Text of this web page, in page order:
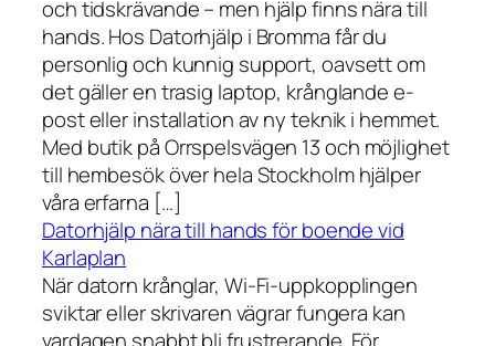
och tidskrävande – men hjälp finns nära till
hands. Hos Datorhjälp i Bromma får du
personlig och kunnig support, oavsett om
det gäller en trasig laptop, krånglande e-
post eller installation av ny teknik i hemmet.
Med butik på Orrspelsvägen 13 och möjlighet
till hembesök över hela Stockholm hjälper
våra erfarna […]
Datorhjälp nära till hands för boende vid
Karlaplan
När datorn krånglar, Wi-Fi-uppkopplingen
sviktar eller skrivaren vägrar fungera kan